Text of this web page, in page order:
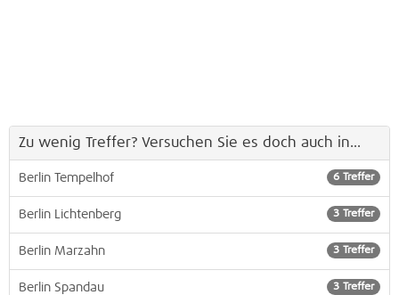
Zu wenig Treffer? Versuchen Sie es doch auch in...
6 Treffer
Berlin Tempelhof
3 Treffer
Berlin Lichtenberg
3 Treffer
Berlin Marzahn
3 Treffer
Berlin Spandau